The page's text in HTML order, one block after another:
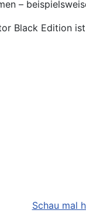
–
Black Edition
Schau mal